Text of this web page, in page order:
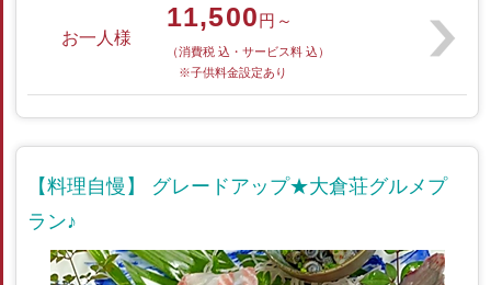
お一人様
11,500円～
（消費税 込・サービス料 込）
※子供料金設定あり
【料理自慢】 グレードアップ★大倉荘グルメプ
ラン♪